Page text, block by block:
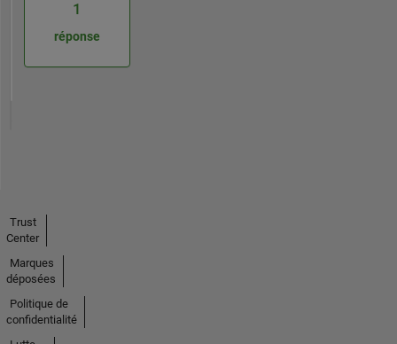
1
réponse
Trust
Center
Marques
déposées
Politique de
confidentialité